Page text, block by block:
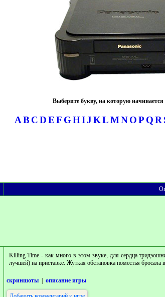
Выберите букву, на которую
ABCDEF GHIJKLMNOP QR
Killing Time - как много в этом звуке, для сердца
лучшей) на приставке. Жуткая обстановка поместья
скриншоты| описание игры